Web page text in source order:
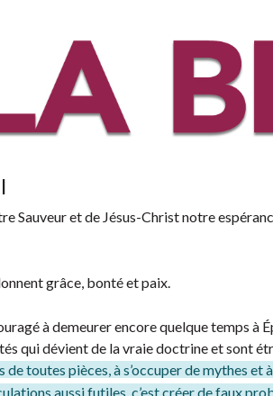
Sauveur et de Jésus-Christ notre
grâce, bonté et paix.
à demeurer encore quelque temps à
qui dévient de la vraie doctrine et sont
toutes pièces, à s’occuper de mythes et
aussi futiles, c’est créer de faux